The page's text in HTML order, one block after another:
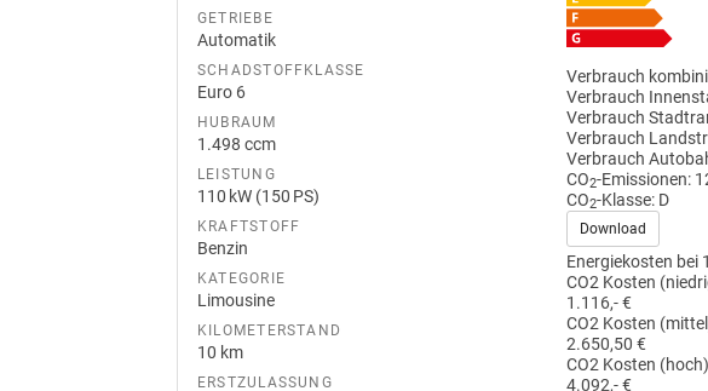
GETRIEBE
Automatik
SCHADSTOFFKLASSE
Euro 6
HUBRAUM
1.498 ccm
LEISTUNG
110 kW (150 PS)
KRAFTSTOFF
Benzin
KATEGORIE
Limousine
KILOMETERSTAND
10 km
ERSTZULASSUNG
Verbrauch
Verbrauch
Verbrauch
Verbrauch
Verbrauch
CO2-Emissionen:
CO2-Klasse: D
Download
Energiekosten bei
CO2 Kosten
1.116,- €
CO2 Kosten
2.650,50 €
CO2 Kosten
4.092,- €